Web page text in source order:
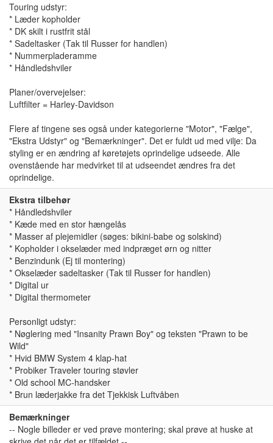
Touring udstyr:
* Læder kopholder
* DK skilt i rustfrit stål
* Sadeltasker (Tak til Russer for handlen)
* Nummerpladeramme
* Håndledshviler
Planer/overvejelser:
Luftfilter = Harley-Davidson
Flere af tingene ses også under kategorierne "Motor", "Fælge",
"Ekstra Udstyr" og "Bemærkninger". Det er fuldt ud med vilje: Da
styling er en ændring af køretøjets oprindelige udseede. Alle
ovenstående har medvirket til at udseendet ændres fra det
oprindelige.
Ekstra tilbehør
* Håndledshviler
* Kæde med en stor hængelås
* Masser af plejemidler (søges: bikini-babe og solskind)
* Kopholder i okselæder med indpræget ørn og nitter
* Benzindunk (Ej til montering)
* Okselæder sadeltasker (Tak til Russer for handlen)
* Digital ur
* Digital thermometer
Personligt udstyr:
* Nøglering med "Insanity Prawn Boy" og teksten "Prawn to be
Wild"
* Hvid BMW System 4 klap-hat
* Probiker Traveler touring støvler
* Old school MC-handsker
* Brun læderjakke fra det Tjekkisk Luftvåben
Bemærkninger
-- Nogle billeder er ved prøve montering; skal prøve at huske at